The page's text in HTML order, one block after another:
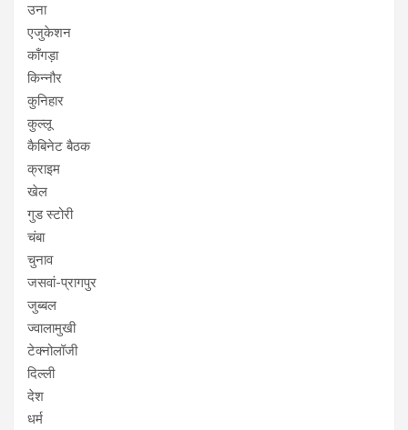
उना
एजुकेशन
काँगड़ा
किन्नौर
कुनिहार
कुल्लू
कैबिनेट बैठक
क्राइम
खेल
गुड स्टोरी
चंबा
चुनाव
जसवां-प्रागपुर
जुब्बल
ज्वालामुखी
टेक्नोलॉजी
दिल्ली
देश
धर्म